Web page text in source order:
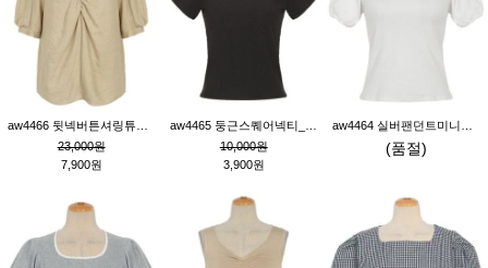
23,000원
7,900원
10,000원
3,900원
(품절)